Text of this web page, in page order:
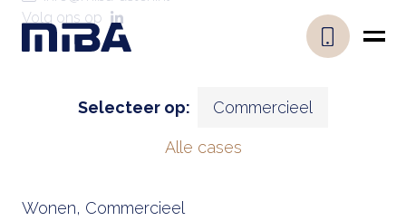
Volg ons op
Selecteer op:
Alle cases
Wonen, Commercieel